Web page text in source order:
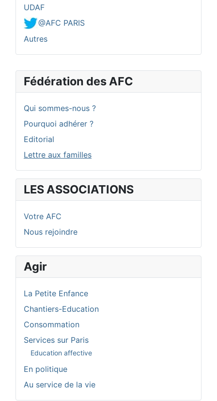
Fédération des AFC
Qui sommes-nous ?
Pourquoi adhérer ?
Editorial
Lettre aux familles
LES ASSOCIATIONS
Votre AFC
Nous rejoindre
Agir
La Petite Enfance
Chantiers-Education
Consommation
Services sur Paris
Education affective
En politique
Au service de la vie
UDAF
@AFC PARIS
Autres